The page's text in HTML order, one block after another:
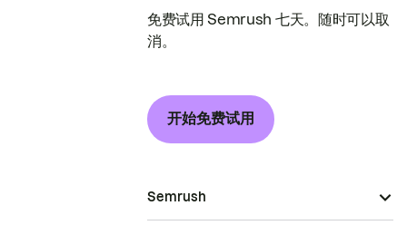
免费试用 Semrush 七天。随时可以取
消。
开始免费试用
Semrush